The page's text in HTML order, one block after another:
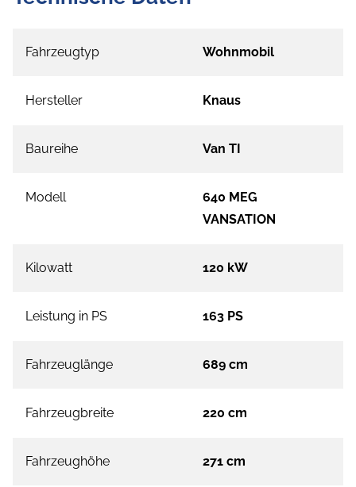
Fahrzeugtyp Wohnmobil
Hersteller Knaus
Baureihe Van TI
Modell
640 MEG
VANSATION
Kilowatt 120 kW
Leistung in PS 163 PS
Fahrzeuglänge 689 cm
Fahrzeugbreite 220 cm
Fahrzeughöhe 271 cm